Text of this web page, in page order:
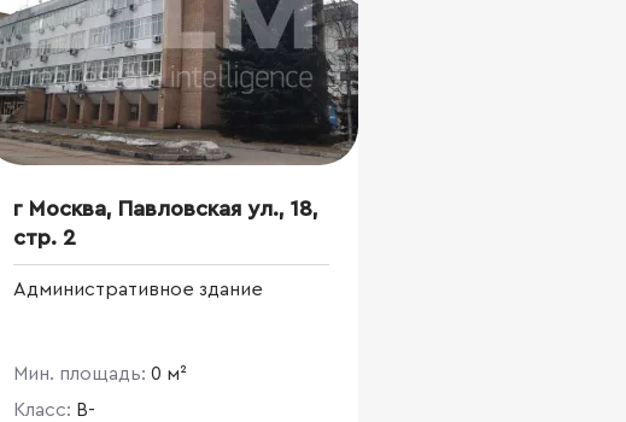
г Москва, Павловская ул., 18,
стр. 2
Административное здание
Мин. площадь: 0 м²
Класс: B-